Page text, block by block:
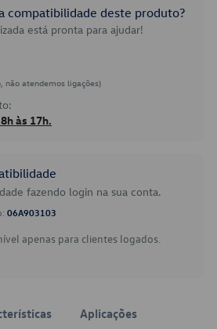
compatibilidade deste produto?
está pronta para ajudar!
não atendemos ligações)
às 17h.
fazendo login na sua conta.
06A903103
apenas para clientes logados.
Aplicações